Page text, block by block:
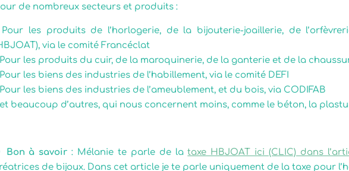
de nombreux secteurs et produits :
Pour les produits de l’horlogerie, de la bijouterie-joaillerie, de
via le comité Francéclat
Pour les produits du cuir, de la maroquinerie, de la ganterie et de la
les biens des industries de l’habillement, via le comité DEFI
les biens des industries de l’ameublement, et du bois, via CODIFAB
et beaucoup d’autres, qui nous concernent moins, comme le béton, la
Bon à savoir : Mélanie te parle de lataxe HBJOAT ici (CLIC) dans
de bijoux. Dans cet article je te parle uniquement de la taxe pour